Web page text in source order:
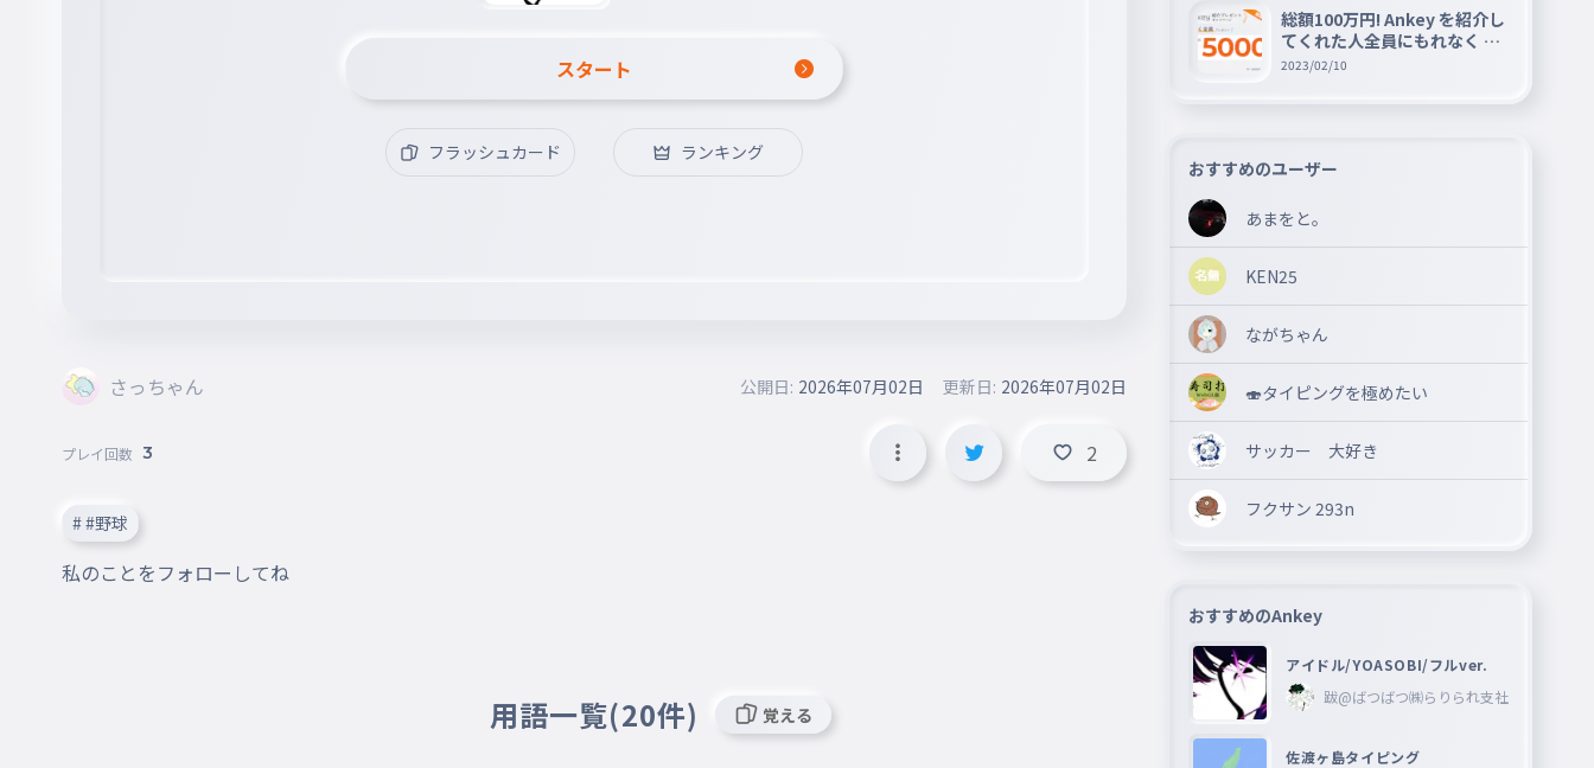
スタート
フラッシュカード ランキング
さっちゃん 公開日: 2026年07月02日 更新日: 2026年07月02日
プレイ回数 3 2
# #野球
私のことをフォローしてね
用語一覧(20件) 覚える
総額100万円! Ankey を紹介し
てくれた人全員にもれなく A
mazon ギフト券 5000 円分を
2023/02/10
おすすめのユーザー
あまをと。
KEN25
ながちゃん
🍣タイピングを極めたい
サッカー 大好き
フクサン 293n
おすすめのAnkey
アイドル/YOASOBI/フルver.
跋@ばつばつ㈱らりられ支社
佐渡ヶ島タイピング